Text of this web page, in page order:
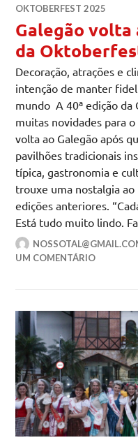
OKTOBERFEST 2025
Galegão volta
da
Decoração, atrações e
intenção de manter
mundo A 40ª edição
muitas novidades para
volta ao Galegão após
pavilhões tradicionais
típica, gastronomia e
trouxe uma nostalgia
edições anteriores.
Está tudo muito lindo.
UM COMENTÁRIO